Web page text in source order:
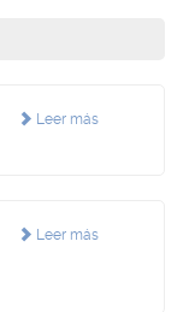
Leer más
Leer más